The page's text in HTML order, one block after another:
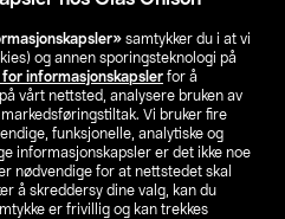
samtykker du i at vi
og annen sporingsteknologi på
informasjonskapsler for å
vårt nettsted, analysere bruken av
Vi bruker fire
funksjonelle, analytiske og
informasjonskapsler er det ikke noe
nødvendige for at nettstedet skal
å skreddersy dine valg, kan du
er frivillig og kan trekkes
din butikk
NO FI